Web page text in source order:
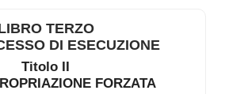
TERZO
DI ESECUZIONE
Titolo II
FORZATA